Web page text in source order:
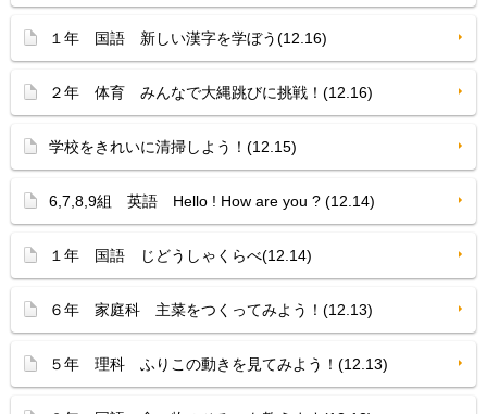
１年 国語 新しい漢字を学ぼう(12.16)
２年 体育 みんなで大縄跳びに挑戦！(12.16)
学校をきれいに清掃しよう！(12.15)
6,7,8,9組 英語 Hello ! How are you ? (12.14)
１年 国語 じどうしゃくらべ(12.14)
６年 家庭科 主菜をつくってみよう！(12.13)
５年 理科 ふりこの動きを見てみよう！(12.13)